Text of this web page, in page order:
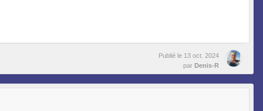
Publié le 13 oct. 2024
par Denis-R